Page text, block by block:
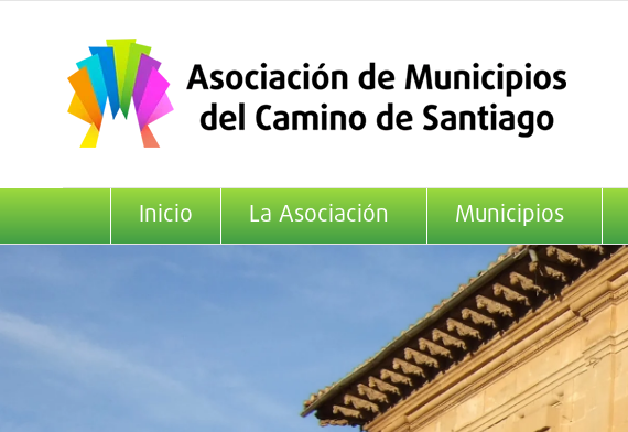
contenido
Inicio La Asociación Municipios